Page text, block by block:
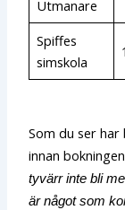
Utmanare
Spiffes
simskola
Som du ser
innan
tyvärr inte bli
är något som